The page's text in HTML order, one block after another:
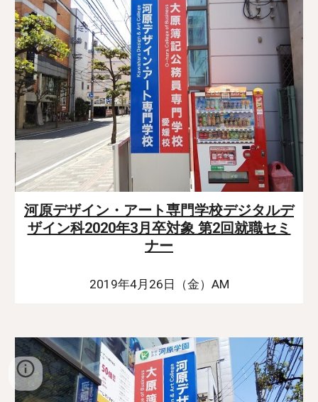
河原デザイン・アート専門学校デジタルデ
ザイン科2020年3月卒対象 第2回就職セミ
ナー
2019年4月26日（金）AM